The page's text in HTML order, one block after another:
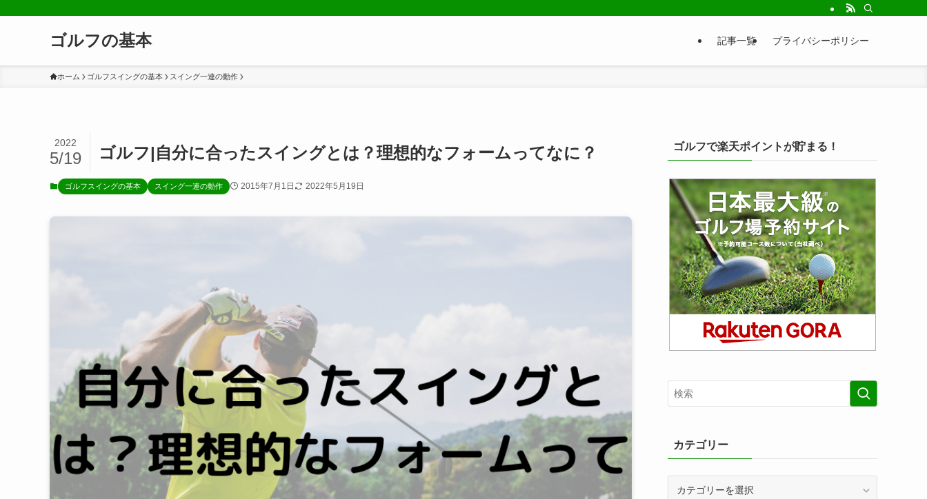
ゴルフの基本 記事一覧 プライバシーポリシー
ホーム ゴルフスイングの基本 スイング一連の動作
ゴルフ|自分に合ったスイングとは？理想的なフォームってなに？
2022
5/19
ゴルフスイングの基本 スイング一連の動作 2015年7月1日 2022年5月19日
ゴルフで楽天ポイントが貯まる！
カテゴリー